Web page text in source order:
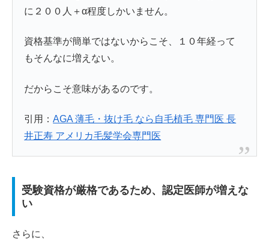
に２００人＋α程度しかいません。
資格基準が簡単ではないからこそ、１０年経って
もそんなに増えない。
だからこそ意味があるのです。
引用：AGA 薄毛・抜け毛 なら自毛植毛 専門医 長
井正寿 アメリカ毛髪学会専門医
受験資格が厳格であるため、認定医師が増えな
い
さらに、